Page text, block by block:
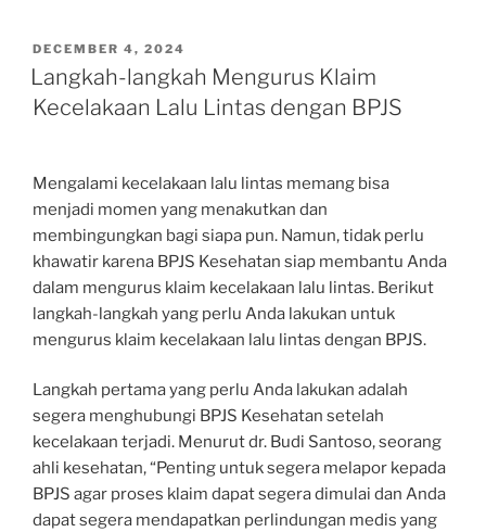
POSTED
ON
DECEMBER 4, 2024
Langkah-langkah Mengurus Klaim
Kecelakaan Lalu Lintas dengan BPJS
Mengalami kecelakaan lalu lintas memang bisa
menjadi momen yang menakutkan dan
membingungkan bagi siapa pun. Namun, tidak perlu
khawatir karena BPJS Kesehatan siap membantu Anda
dalam mengurus klaim kecelakaan lalu lintas. Berikut
langkah-langkah yang perlu Anda lakukan untuk
mengurus klaim kecelakaan lalu lintas dengan BPJS.
Langkah pertama yang perlu Anda lakukan adalah
segera menghubungi BPJS Kesehatan setelah
kecelakaan terjadi. Menurut dr. Budi Santoso, seorang
ahli kesehatan, “Penting untuk segera melapor kepada
BPJS agar proses klaim dapat segera dimulai dan Anda
dapat segera mendapatkan perlindungan medis yang